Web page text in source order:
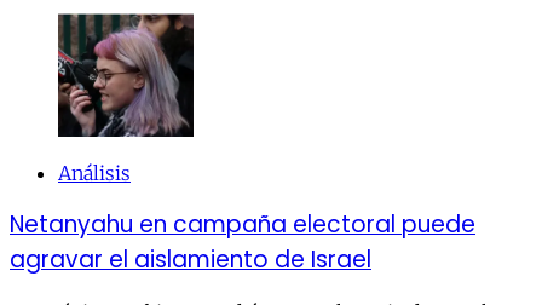
Análisis
Netanyahu en campaña electoral puede
agravar el aislamiento de Israel